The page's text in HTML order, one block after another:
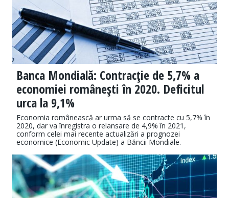
Banca Mondială: Contracţie de 5,7% a
economiei româneşti în 2020. Deficitul
urca la 9,1%
Economia românească ar urma să se contracte cu 5,7% în
2020, dar va înregistra o relansare de 4,9% în 2021,
conform celei mai recente actualizări a prognozei
economice (Economic Update) a Băncii Mondiale.